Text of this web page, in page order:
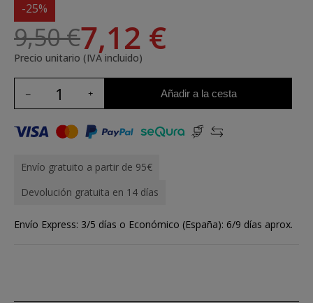
-25%
9,50 €7,12 €
Precio unitario (IVA incluido)
Añadir a la cesta
Envío gratuito a partir de 95€
Devolución gratuita en 14 días
Envío Express: 3/5 días o Económico (España): 6/9 días aprox.